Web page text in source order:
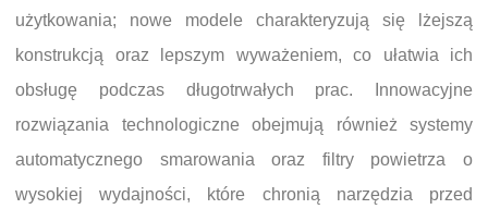
użytkowania; nowe modele charakteryzują się lżejszą
konstrukcją oraz lepszym wyważeniem, co ułatwia ich
obsługę podczas długotrwałych prac. Innowacyjne
rozwiązania technologiczne obejmują również systemy
automatycznego smarowania oraz filtry powietrza o
wysokiej wydajności, które chronią narzędzia przed